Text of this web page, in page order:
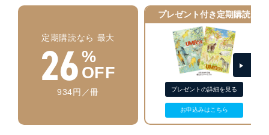
外部からの不正アクセス等の防止
個人データを取り扱う機器等のオペレーティング
システムを最新の状態に保持しています。
個人データを取り扱う機器等にセキュリティ対策
ソフトウェア等を導入し、自動更新 機能等の活用
により、これを最新状態としています。
情報システムの使用に伴う漏洩等の防止
メール等により個人データの含まれるファイルを
送信する場合に、当該ファイルへのパスワードを
定期購読なら 最大
26 %
OFF
934円／冊
プレゼント付き定期購読
プレゼントの詳細を見る
お申込みはこちら